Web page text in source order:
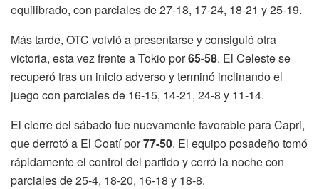
equilibrado, con parciales de 27-18, 17-24, 18-21 y 25-19.
Más tarde, OTC volvió a presentarse y consiguió otra
victoria, esta vez frente a Tokio por65-58. El Celeste se
recuperó tras un inicio adverso y terminó inclinando el
juego con parciales de 16-15, 14-21, 24-8 y 11-14.
El cierre del sábado fue nuevamente favorable para Capri,
que derrotó a El Coatí por77-50. El equipo posadeño tomó
rápidamente el control del partido y cerró la noche con
parciales de 25-4, 18-20, 16-18 y 18-8.